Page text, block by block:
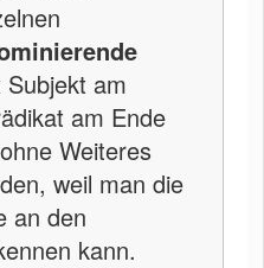
Subjekt am
am Ende
Weiteres
weil man die
an den
kann.